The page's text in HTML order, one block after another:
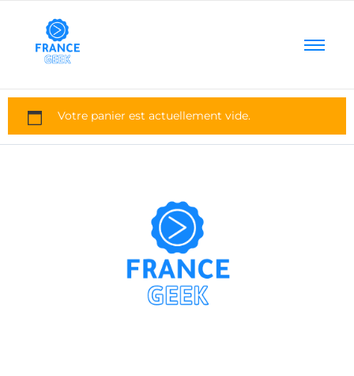
Votre panier est actuellement vide.